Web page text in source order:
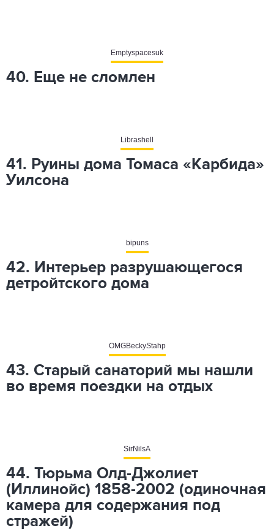
Emptyspacesuk
40. Еще не сломлен
Librashell
41. Руины дома Томаса «Карбида»
Уилсона
bipuns
42. Интерьер разрушающегося
детройтского дома
OMGBeckyStahp
43. Старый санаторий мы нашли
во время поездки на отдых
SirNilsA
44. Тюрьма Олд-Джолиет
(Иллинойс) 1858-2002 (одиночная
камера для содержания под
стражей)